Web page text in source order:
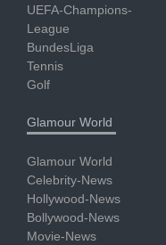
UEFA-Champions-
League
BundesLiga
Tennis
Golf
Glamour World
Glamour World
Celebrity-News
Hollywood-News
Bollywood-News
Movie-News